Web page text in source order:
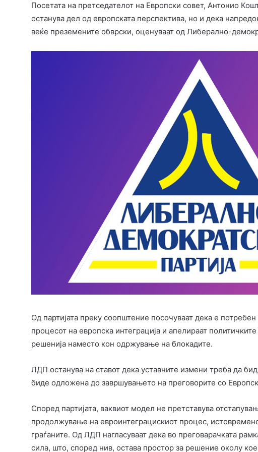
Посетата на претседателот на Европски совет, Антонио
останува дел од европската перспектива, но и дека
веќе преземените обврски, оценуваат од Либерално-
Од партијата преку соопштение посочуваат дека е
процесот на европска интеграција и апелираат
решенија наместо кон одржување на блокадите.
ЛДП останува на ставот дека уставните измени треба да
биде одложена до завршувањето на преговорите со
Според партијата, ваквиот модел не претставува
продолжување на евроинтеграцискиот процес,
граѓаните. Од ЛДП нагласуваат дека во преговарачката
сила, што, според нив, остава простор за решение околу